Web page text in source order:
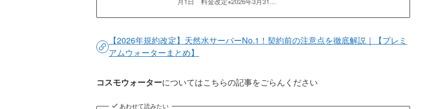
【2026年規約改定】天然水サーバーNo.1！契約前の注意点を徹底解説｜【プレミ
アムウォーターまとめ】
コスモウォーターについてはこちらの記事をごらんください
あわせて読みたい